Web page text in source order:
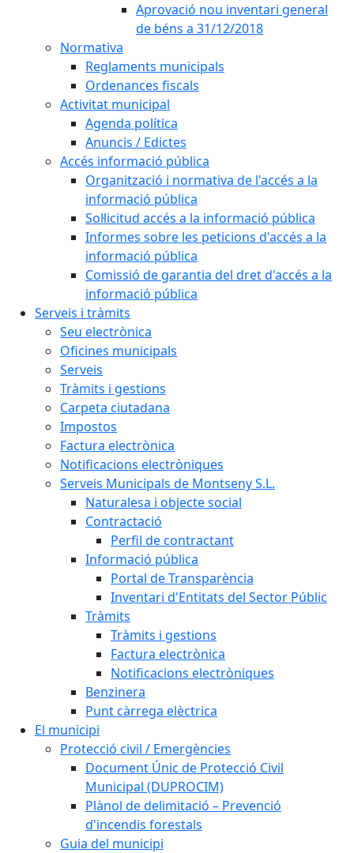
Aprovació nou inventari general
de béns a 31/12/2018
Normativa
Reglaments municipals
Ordenances fiscals
Activitat municipal
Agenda política
Anuncis / Edictes
Accés informació pública
Organització i normativa de l'accés a la
informació pública
Sol·licitud accés a la informació pública
Informes sobre les peticions d'accés a la
informació pública
Comissió de garantia del dret d'accés a la
informació pública
Serveis i tràmits
Seu electrònica
Oficines municipals
Serveis
Tràmits i gestions
Carpeta ciutadana
Impostos
Factura electrònica
Notificacions electròniques
Serveis Municipals de Montseny S.L.
Naturalesa i objecte social
Contractació
Perfil de contractant
Informació pública
Portal de Transparència
Inventari d'Entitats del Sector Públic
Tràmits
Tràmits i gestions
Factura electrònica
Notificacions electròniques
Benzinera
Punt càrrega elèctrica
El municipi
Protecció civil / Emergències
Document Únic de Protecció Civil
Municipal (DUPROCIM)
Plànol de delimitació – Prevenció
d'incendis forestals
Guia del municipi